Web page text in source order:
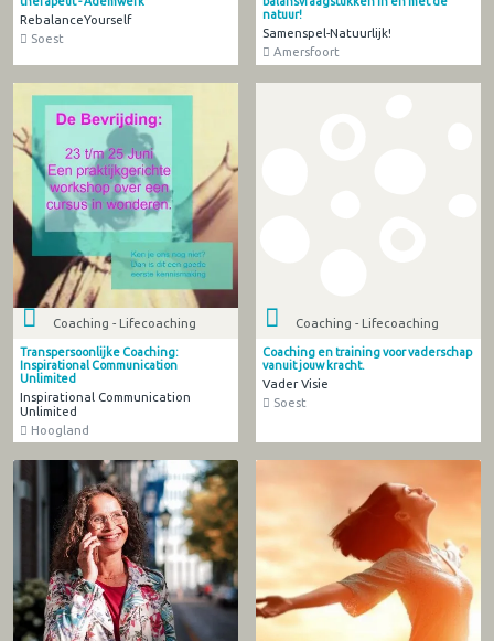
RebalanceYourself
Soest
natuur!
Samenspel-Natuurlijk!
Amersfoort
Coaching - Lifecoaching
Transpersoonlijke Coaching:
Inspirational Communication
Unlimited
Inspirational Communication
Unlimited
Hoogland
Coaching - Lifecoaching
Coaching en training voor vaderschap
vanuit jouw kracht.
Vader Visie
Soest